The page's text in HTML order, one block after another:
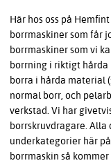
Här hos oss på
borrmaskiner som får
borrmaskiner som vi
borrning i riktigt hårda
borra i hårda material
normal borr, och
verkstad. Vi har
borrskruvdragare. Alla
underkategorier här
borrmaskin så